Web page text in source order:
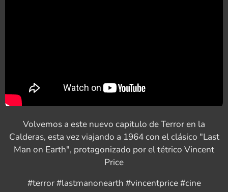
Volvemos a este nuevo capitulo de Terror en la
Calderas, esta vez viajando a 1964 con el clásico "Last
Man on Earth", protagonizado por el tétrico Vincent
Price
#terror #lastmanonearth #vincentprice #cine